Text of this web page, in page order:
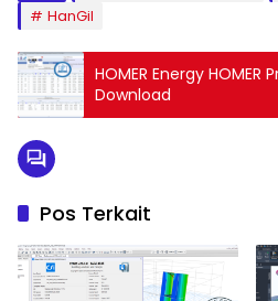
HanGil
HOMER Energy HOMER
Download
Pos Terkait